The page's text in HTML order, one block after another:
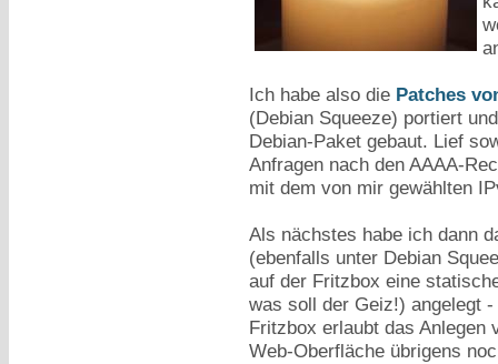
Ich habe also die Patches
(Debian Squeeze) portiert
Debian-Paket gebaut. Lief
Anfragen nach den AAAA-
mit dem von mir gewählten
Als nächstes habe ich dann
(ebenfalls unter Debian
auf der Fritzbox eine
was soll der Geiz!) angelegt
Fritzbox erlaubt das Anlegen
Web-Oberfläche übrigens